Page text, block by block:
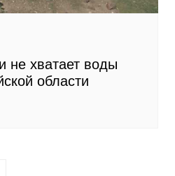
не хватает воды
области